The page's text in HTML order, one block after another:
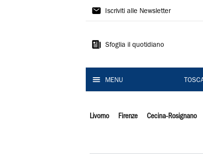
Il
Iscriviti alle Newsletter
Sfoglia il quotidiano
MENU
Livorno Firenze Cecina-Rosignano